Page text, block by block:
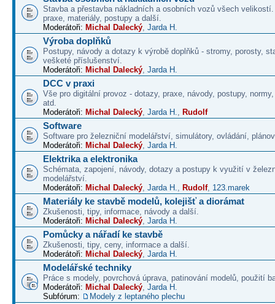
Stavba a přestavba nákladních a osobních vozů všech velikostí.
praxe, materiály, postupy a další.
Moderátoři: Michal Dalecký, Jarda H.
Výroba doplňků
Postupy, návody a dotazy k výrobě doplňků - stromy, porosty,
vešketé příslušenství.
Moderátoři: Michal Dalecký, Jarda H.
DCC v praxi
Vše pro digitální provoz - dotazy, praxe, návody, postupy,
atd.
Moderátoři: Michal Dalecký, Jarda H., Rudolf
Software
Software pro železniční modelářství, simulátory, ovládání,
Moderátoři: Michal Dalecký, Jarda H.
Elektrika a elektronika
Schémata, zapojení, návody, dotazy a postupy k využití v
modelářství.
Moderátoři: Michal Dalecký, Jarda H., Rudolf, 123.marek
Materiály ke stavbě modelů, kolejišť a diorámat
Zkušenosti, tipy, informace, návody a další.
Moderátoři: Michal Dalecký, Jarda H.
Pomůcky a nářadí ke stavbě
Zkušenosti, tipy, ceny, informace a další.
Moderátoři: Michal Dalecký, Jarda H.
Modelářské techniky
Práce s modely, povrchová úprava, patinování modelů, použití
Moderátoři: Michal Dalecký, Jarda H.
Subfórum:
Modely z leptaného plechu